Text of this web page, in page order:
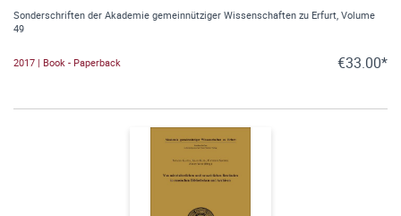
Sonderschriften der Akademie gemeinnütziger Wissenschaften zu Erfurt, Volume
49
2017 | Book - Paperback €33.00*